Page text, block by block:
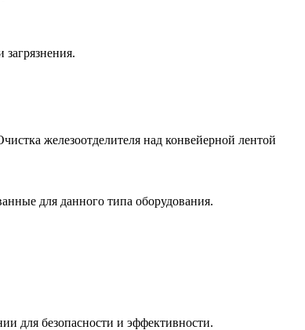
для данного типа оборудования.
для безопасности и эффективности.